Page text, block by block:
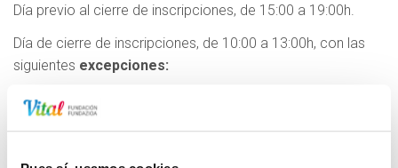
Día previo al cierre de inscripciones, de 15:00 a 19:00h.
Día de cierre de inscripciones, de 10:00 a 13:00h, con las
siguientes excepciones:
Consultar excepciones
Recorridos